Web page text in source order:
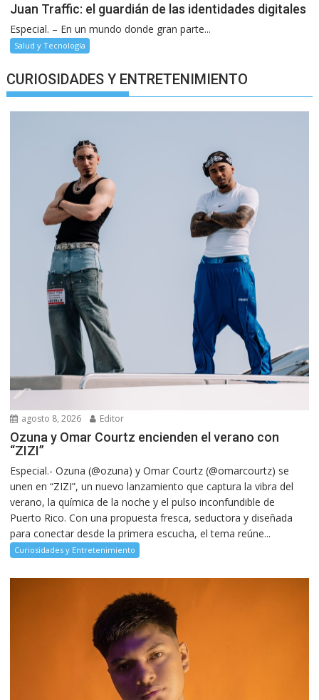
Juan Traffic: el guardián de las identidades digitales
Especial. – En un mundo donde gran parte...
Salud y Tecnología
CURIOSIDADES Y ENTRETENIMIENTO
agosto 8, 2026 Editor
Ozuna y Omar Courtz encienden el verano con
“ZIZI”
Especial.- Ozuna (@ozuna) y Omar Courtz (@omarcourtz) se
unen en “ZIZI”, un nuevo lanzamiento que captura la vibra del
verano, la química de la noche y el pulso inconfundible de
Puerto Rico. Con una propuesta fresca, seductora y diseñada
para conectar desde la primera escucha, el tema reúne...
Curiosidades y Entretenimiento